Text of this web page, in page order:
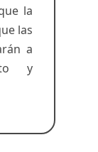
la
las
a
y